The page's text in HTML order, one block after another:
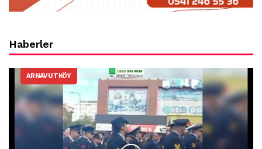
Haberler
ARNAVUTKÖY